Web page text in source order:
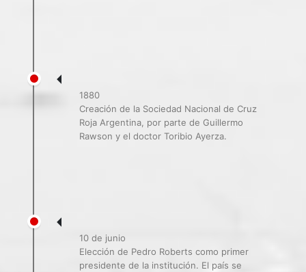
1880
Creación de la Sociedad Nacional de Cruz
Roja Argentina, por parte de Guillermo
Rawson y el doctor Toribio Ayerza.
10 de junio
Elección de Pedro Roberts como primer
presidente de la institución. El país se